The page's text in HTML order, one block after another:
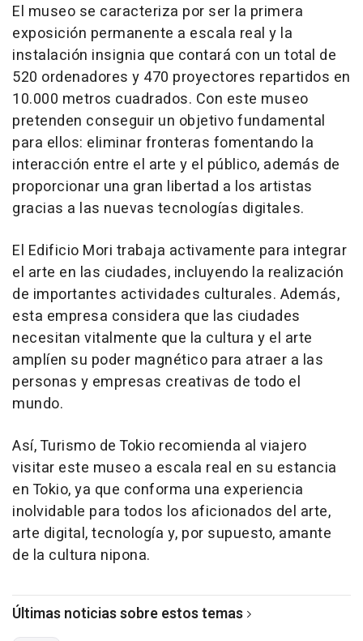
El museo se caracteriza por ser la primera
exposición permanente a escala real y la
instalación insignia que contará con un total de
520 ordenadores y 470 proyectores repartidos en
10.000 metros cuadrados. Con este museo
pretenden conseguir un objetivo fundamental
para ellos: eliminar fronteras fomentando la
interacción entre el arte y el público, además de
proporcionar una gran libertad a los artistas
gracias a las nuevas tecnologías digitales.
El Edificio Mori trabaja activamente para integrar
el arte en las ciudades, incluyendo la realización
de importantes actividades culturales. Además,
esta empresa considera que las ciudades
necesitan vitalmente que la cultura y el arte
amplíen su poder magnético para atraer a las
personas y empresas creativas de todo el
mundo.
Así, Turismo de Tokio recomienda al viajero
visitar este museo a escala real en su estancia
en Tokio, ya que conforma una experiencia
inolvidable para todos los aficionados del arte,
arte digital, tecnología y, por supuesto, amante
de la cultura nipona.
Últimas noticias sobre estos temas